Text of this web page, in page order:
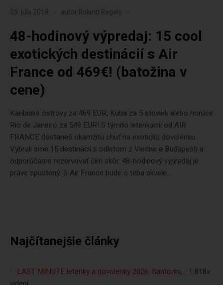
25. júla 2018 autor Roland Regely
48-hodinový výpredaj: 15 cool
exotických destinácií s Air
France od 469€! (batožina v
cene)
Karibiské ostrovy za 469 EUR, Kuba za 5 stoviek alebo horúce
Rio de Janeiro za 549 EUR! S týmito letenkami od AIR
FRANCE dostaneš okamžitú chuť na exotickú dovolenku.
Vybrali sme 15 destinácií s odletom z Viedne a Budapešti a
odporúčame rezervovať čím skôr. 48-hodinový výpredaj je
práve spustený. S Air France bude o teba skvele...
Najčítanejšie články
LAST MINUTE letenky a dovolenky 2026: Santorini,… 1 818x